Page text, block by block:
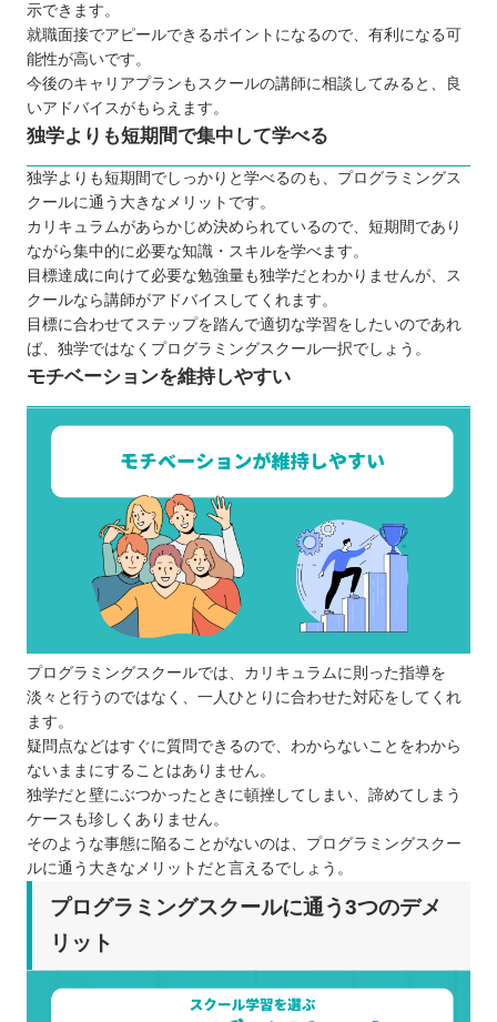
示できます。
就職面接でアピールできるポイントになるので、有利になる可
能性が高いです。
今後のキャリアプランもスクールの講師に相談してみると、良
いアドバイスがもらえます。
独学よりも短期間で集中して学べる
独学よりも短期間でしっかりと学べるのも、プログラミングス
クールに通う大きなメリットです。
カリキュラムがあらかじめ決められているので、短期間であり
ながら集中的に必要な知識・スキルを学べます。
目標達成に向けて必要な勉強量も独学だとわかりませんが、ス
クールなら講師がアドバイスしてくれます。
目標に合わせてステップを踏んで適切な学習をしたいのであれ
ば、独学ではなくプログラミングスクール一択でしょう。
モチベーションを維持しやすい
プログラミングスクールでは、カリキュラムに則った指導を
淡々と行うのではなく、一人ひとりに合わせた対応をしてくれ
ます。
疑問点などはすぐに質問できるので、わからないことをわから
ないままにすることはありません。
独学だと壁にぶつかったときに頓挫してしまい、諦めてしまう
ケースも珍しくありません。
そのような事態に陥ることがないのは、プログラミングスクー
ルに通う大きなメリットだと言えるでしょう。
プログラミングスクールに通う3つのデメ
リット